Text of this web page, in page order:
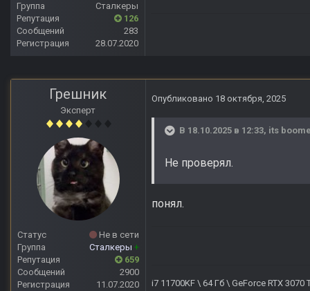
Группа
Сталкеры
Репутация
126
Сообщений
283
Регистрация
28.07.2020
Грешник
Эксперт
Статус
Не в сети
Группа
Сталкеры +
Репутация
659
Сообщений
2900
Регистрация
11.07.2020
Опубликовано 18 октября, 2025
В 18.10.2025 в 12:33, its
Не проверял.
понял.
i7 11700KF \ 64 Гб \ GeForce RTX